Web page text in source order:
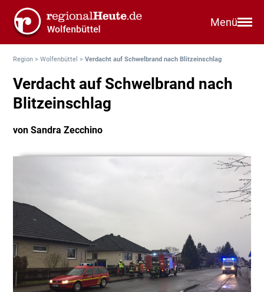
Menü
Region >Wolfenbüttel >Verdacht auf Schwelbrand nach Blitzeinschlag
Verdacht auf Schwelbrand nach
Blitzeinschlag
von Sandra Zecchino